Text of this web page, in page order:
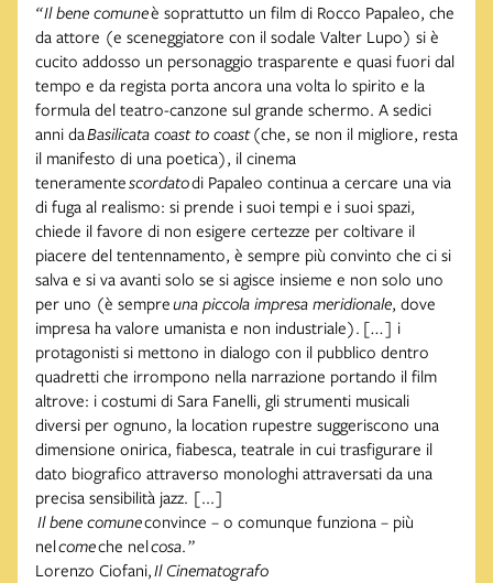
“Il bene comuneè soprattutto un film di Rocco Papaleo, che
da attore (e sceneggiatore con il sodale Valter Lupo) si è
cucito addosso un personaggio trasparente e quasi fuori dal
tempo e da regista porta ancora una volta lo spirito e la
formula del teatro-canzone sul grande schermo. A sedici
anni daBasilicata coast to coast(che, se non il migliore, resta
il manifesto di una poetica), il cinema
teneramentescordatodi Papaleo continua a cercare una via
di fuga al realismo: si prende i suoi tempi e i suoi spazi,
chiede il favore di non esigere certezze per coltivare il
piacere del tentennamento, è sempre più convinto che ci si
salva e si va avanti solo se si agisce insieme e non solo uno
per uno (è sempreuna piccola impresa meridionale, dove
impresa ha valore umanista e non industriale). [...] i
protagonisti si mettono in dialogo con il pubblico dentro
quadretti che irrompono nella narrazione portando il film
altrove: i costumi di Sara Fanelli, gli strumenti musicali
diversi per ognuno, la location rupestre suggeriscono una
dimensione onirica, fiabesca, teatrale in cui trasfigurare il
dato biografico attraverso monologhi attraversati da una
precisa sensibilità jazz. [...]
Il bene comuneconvince – o comunque funziona – più
nelcomeche nelcosa. ”
Lorenzo Ciofani,Il Cinematografo